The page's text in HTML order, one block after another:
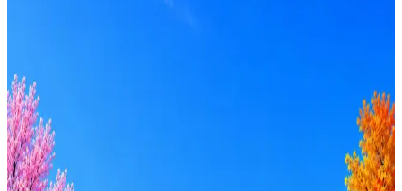
ПКНМ-УРАЛ
1активная вакансия
Стратегия поиска с AI: рынки, позиции, вилка, каналы